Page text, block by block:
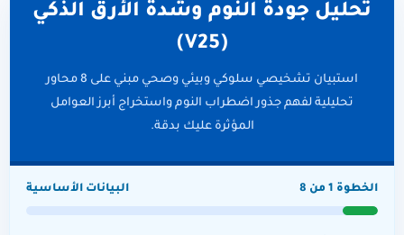
تحليل جودة النوم وشدة الأرق الذكي
(V25)
استبيان تشخيصي سلوكي وبيئي وصحي مبني على 8 محاور
تحليلية لفهم جذور اضطراب النوم واستخراج أبرز العوامل
المؤثرة عليك بدقة.
الخطوة 1 من 8 البيانات الأساسية